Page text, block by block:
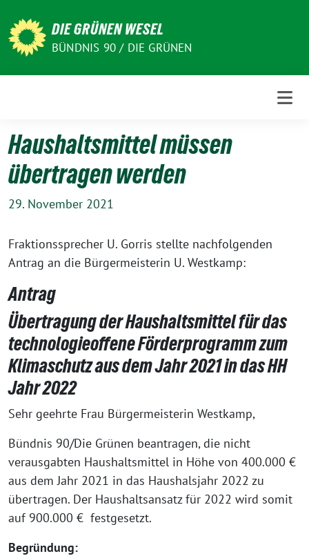
zum
Inhalt
DIE GRÜNEN WESEL
BÜNDNIS 90 / DIE GRÜNEN
Haushaltsmittel müssen
übertragen werden
29. November 2021
Fraktionssprecher U. Gorris stellte nachfolgenden
Antrag an die Bürgermeisterin U. Westkamp:
Antrag
Übertragung der Haushaltsmittel für das
technologieoffene Förderprogramm zum
Klimaschutz aus dem Jahr 2021 in das HH
Jahr 2022
Sehr geehrte Frau Bürgermeisterin Westkamp,
Bündnis 90/Die Grünen beantragen, die nicht
verausgabten Haushaltsmittel in Höhe von 400.000 €
aus dem Jahr 2021 in das Haushalsjahr 2022 zu
übertragen. Der Haushaltsansatz für 2022 wird somit
auf 900.000 € festgesetzt.
Begründung: